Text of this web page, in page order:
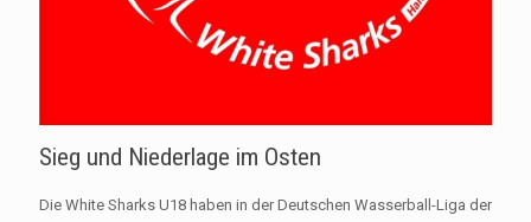
Sieg und Niederlage im Osten
Die White Sharks U18 haben in der Deutschen Wasserball-Liga der